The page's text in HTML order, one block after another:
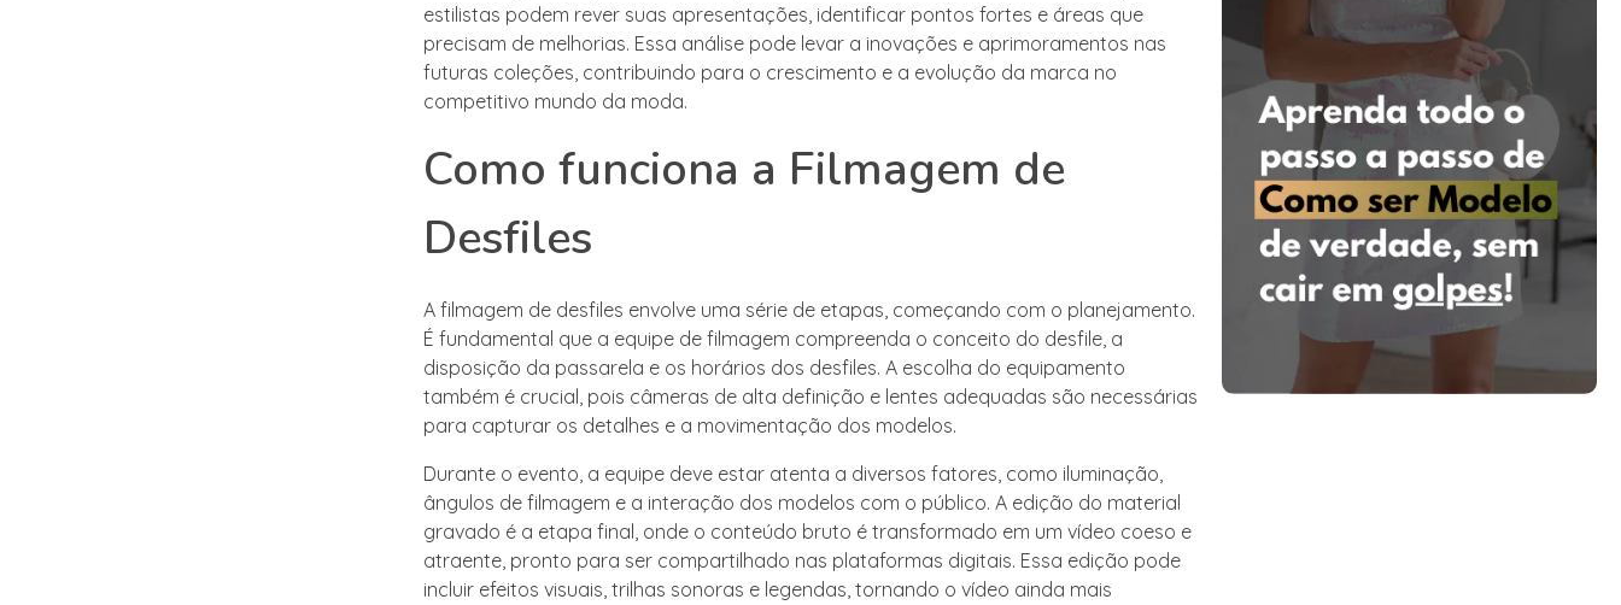
estilistas podem rever suas apresentações, identificar pontos fortes e áreas que
precisam de melhorias. Essa análise pode levar a inovações e aprimoramentos nas
futuras coleções, contribuindo para o crescimento e a evolução da marca no
competitivo mundo da moda.
Como funciona a Filmagem de
Desfiles
A filmagem de desfiles envolve uma série de etapas, começando com o planejamento.
É fundamental que a equipe de filmagem compreenda o conceito do desfile, a
disposição da passarela e os horários dos desfiles. A escolha do equipamento
também é crucial, pois câmeras de alta definição e lentes adequadas são necessárias
para capturar os detalhes e a movimentação dos modelos.
Durante o evento, a equipe deve estar atenta a diversos fatores, como iluminação,
ângulos de filmagem e a interação dos modelos com o público. A edição do material
gravado é a etapa final, onde o conteúdo bruto é transformado em um vídeo coeso e
atraente, pronto para ser compartilhado nas plataformas digitais. Essa edição pode
incluir efeitos visuais, trilhas sonoras e legendas, tornando o vídeo ainda mais